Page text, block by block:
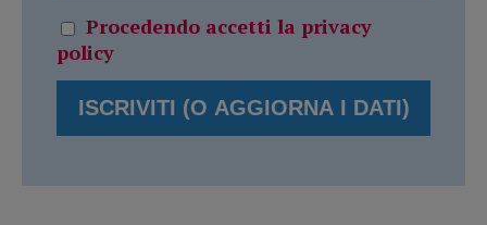
Procedendo accetti la privacy
policy